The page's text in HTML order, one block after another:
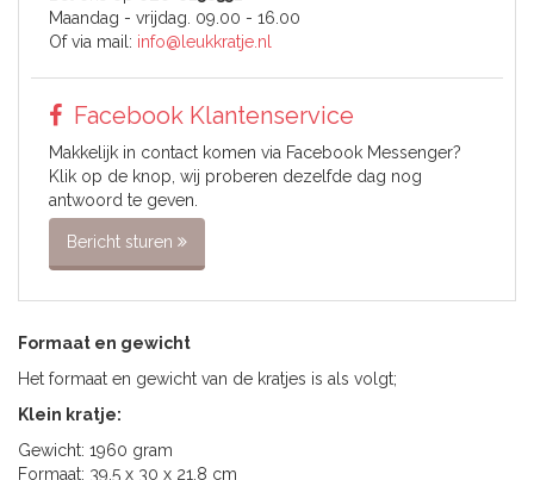
Maandag - vrijdag. 09.00 - 16.00
Of via mail: info@leukkratje.nl
Facebook Klantenservice
Makkelijk in contact komen via Facebook Messenger?
Klik op de knop, wij proberen dezelfde dag nog
antwoord te geven.
Bericht sturen
Formaat en gewicht
Het formaat en gewicht van de kratjes is als volgt;
Klein kratje:
Gewicht: 1960 gram
Formaat: 39.5 x 30 x 21.8 cm